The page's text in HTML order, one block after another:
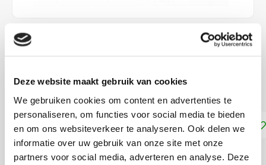
Deze website maakt gebruik van cookies
We gebruiken cookies om content en advertenties te
personaliseren, om functies voor social media te bieden
en om ons websiteverkeer te analyseren. Ook delen we
informatie over uw gebruik van onze site met onze
partners voor social media, adverteren en analyse. Deze
€11,35
Lees meer
Toevoegen aan winkelwagen
DELEN: